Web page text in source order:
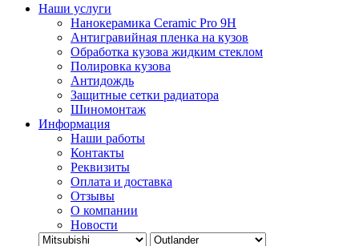
Наши услуги
Нанокерамика Ceramic Pro 9H
Антигравийная пленка на кузов
Обработка кузова жидким стеклом
Полировка кузова
Антидождь
Защитные сетки радиатора
Шиномонтаж
Информация
Наши работы
Контакты
Реквизиты
Оплата и доставка
Отзывы
О компании
Новости